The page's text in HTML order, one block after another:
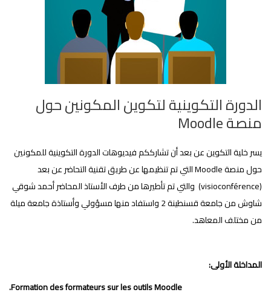
الدورة التكوينية لتكوين المكونين حول
منصة Moodle
يسر خلية التكوين عن بعد أن تشارككم فيديوهات الدورة التكوينية للمكونين
حول منصة Moodle التي تم تنظيمها عن طريق تقنية التحاضر عن بعد
(visioconférence) والتي تم تأطيرها من طرف
الأستاذ المحاضر أحمد شوقي
شاوش من جامعة قسنطينة 2 و
استفاد منها مسؤولي وأستاذة جامعة ميلة
من مختلف المعاهد.
المداخلة الأولى:
Formation des formateurs sur les outils Moodle.